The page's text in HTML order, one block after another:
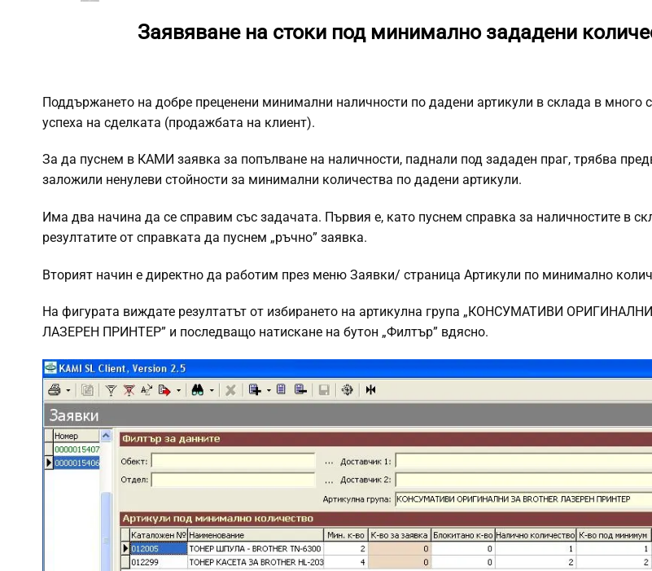
Заявяване на стоки под минимално зададени
Поддържането на добре преценени минимални наличности по дадени артикули в склада в много
успеха на сделката (продажбата на клиент).
За да пуснем в КАМИ заявка за попълване на наличности, паднали под зададен праг, трябва
заложили ненулеви стойности за минимални количества по дадени артикули.
Има два начина да се справим със задачата. Първия е, като пуснем справка за наличностите в
резултатите от справката да пуснем „ръчно” заявка.
Вторият начин е директно да работим през меню Заявки/ страница Артикули по минимално
На фигурата виждате резултатът от избирането на артикулна група „КОНСУМАТИВИ ОРИГИНАЛНИ
ЛАЗЕРЕН ПРИНТЕР” и последващо натискане на бутон „Филтър” вдясно.